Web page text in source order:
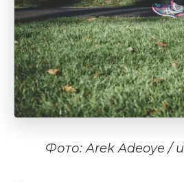
Фото: Arek Adeoye /